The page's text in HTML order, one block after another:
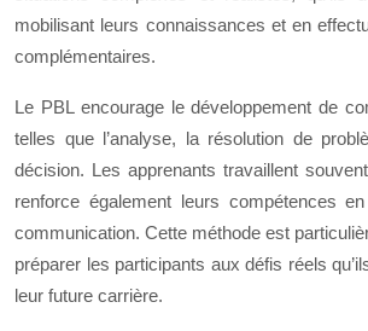
mobilisant leurs connaissances et en
complémentaires.
Le PBL encourage le développement de
telles que l’analyse, la résolution de
décision. Les apprenants travaillent
renforce également leurs compétences
communication. Cette méthode est
préparer les participants aux défis réels
leur future carrière.